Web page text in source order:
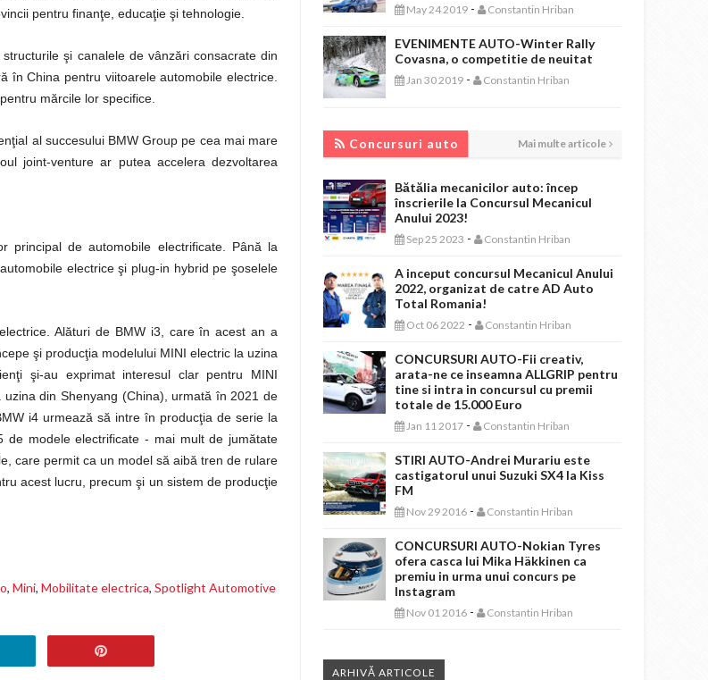
pentru finanţe, educaţie şi tehnologie.
şi canalele de vânzări consacrate din
în China pentru viitoarele automobile electrice.
mărcile lor specifice.
al succesului BMW Group pe cea mai mare
joint-venture ar putea accelera dezvoltarea
principal de automobile electrificate. Până la
electrice şi plug-in hybrid pe şoselele
Alături de BMW i3, care în acest an a
şi producţia modelului MINI electric la uzina
şi-au exprimat interesul clar pentru MINI
din Shenyang (China), urmată în 2021 de
i4 urmează să intre în producţia de serie la
modele electrificate - mai mult de jumătate
care permit ca un model să aibă tren de rulare
acest lucru, precum şi un sistem de producţie
, Mini, Mobilitate electrica, Spotlight Automotive
May 24 2019 - Constantin Hriban
EVENIMENTE AUTO-Winter Rally
Covasna, o competitie de neuitat
Jan 30 2019 - Constantin Hriban
Concursuri auto Mai multe articole
Bătălia mecanicilor auto: încep
înscrierile la Concursul Mecanicul
Anului 2023!
Sep 25 2023 - Constantin Hriban
A inceput concursul Mecanicul Anului
2022, organizat de catre AD Auto
Total Romania!
Oct 06 2022 - Constantin Hriban
CONCURSURI AUTO-Fii creativ,
arata-ne ce inseamna ALLGRIP pentru
tine si intra in concursul cu premii
totale de 15.000 Euro
Jan 11 2017 - Constantin Hriban
STIRI AUTO-Andrei Murariu este
castigatorul unui Suzuki SX4 la Kiss
FM
Nov 29 2016 - Constantin Hriban
CONCURSURI AUTO-Nokian Tyres
ofera casca lui Mika Häkkinen ca
premiu in urma unui concurs pe
Instagram
Nov 01 2016 - Constantin Hriban
ARHIVĂ ARTICOLE